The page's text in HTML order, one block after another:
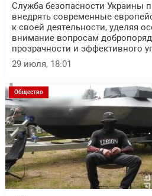
Служба безопасности Украины
внедрять современные
к своей деятельности, уделяя
внимание вопросам
прозрачности и эффективного
29 июля, 18:01
Общество